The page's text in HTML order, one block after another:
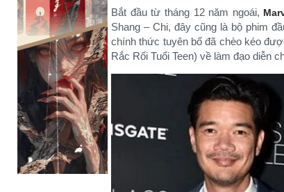
Bắt đầu từ tháng 12 năm ngoái,
Shang – Chi, đây cũng là bộ phim
chính thức tuyên bố đã chèo kéo
Rắc Rối Tuổi Teen) về làm đạo diễn